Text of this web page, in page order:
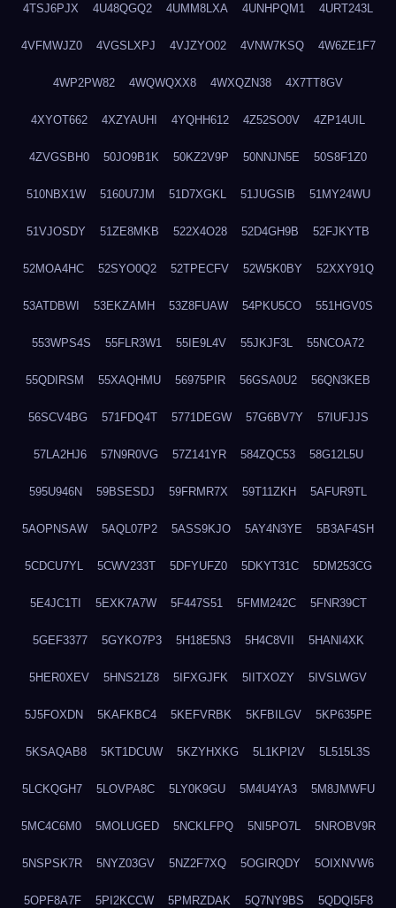
4TSJ6PJX 4U48QGQ2 4UMM8LXA 4UNHPQM1 4URT243L
4VFMWJZ0 4VGSLXPJ 4VJZYO02 4VNW7KSQ 4W6ZE1F7
4WP2PW82 4WQWQXX8 4WXQZN38 4X7TT8GV
4XYOT662 4XZYAUHI 4YQHH612 4Z52SO0V 4ZP14UIL
4ZVGSBH0 50JO9B1K 50KZ2V9P 50NNJN5E 50S8F1Z0
510NBX1W 5160U7JM 51D7XGKL 51JUGSIB 51MY24WU
51VJOSDY 51ZE8MKB 522X4O28 52D4GH9B 52FJKYTB
52MOA4HC 52SYO0Q2 52TPECFV 52W5K0BY 52XXY91Q
53ATDBWI 53EKZAMH 53Z8FUAW 54PKU5CO 551HGV0S
553WPS4S 55FLR3W1 55IE9L4V 55JKJF3L 55NCOA72
55QDIRSM 55XAQHMU 56975PIR 56GSA0U2 56QN3KEB
56SCV4BG 571FDQ4T 5771DEGW 57G6BV7Y 57IUFJJS
57LA2HJ6 57N9R0VG 57Z141YR 584ZQC53 58G12L5U
595U946N 59BSESDJ 59FRMR7X 59T11ZKH 5AFUR9TL
5AOPNSAW 5AQL07P2 5ASS9KJO 5AY4N3YE 5B3AF4SH
5CDCU7YL 5CWV233T 5DFYUFZ0 5DKYT31C 5DM253CG
5E4JC1TI 5EXK7A7W 5F447S51 5FMM242C 5FNR39CT
5GEF3377 5GYKO7P3 5H18E5N3 5H4C8VII 5HANI4XK
5HER0XEV 5HNS21Z8 5IFXGJFK 5IITXOZY 5IVSLWGV
5J5FOXDN 5KAFKBC4 5KEFVRBK 5KFBILGV 5KP635PE
5KSAQAB8 5KT1DCUW 5KZYHXKG 5L1KPI2V 5L515L3S
5LCKQGH7 5LOVPA8C 5LY0K9GU 5M4U4YA3 5M8JMWFU
5MC4C6M0 5MOLUGED 5NCKLFPQ 5NI5PO7L 5NROBV9R
5NSPSK7R 5NYZ03GV 5NZ2F7XQ 5OGIRQDY 5OIXNVW6
5OPF8A7F 5PI2KCCW 5PMRZDAK 5Q7NY9BS 5QDQI5F8